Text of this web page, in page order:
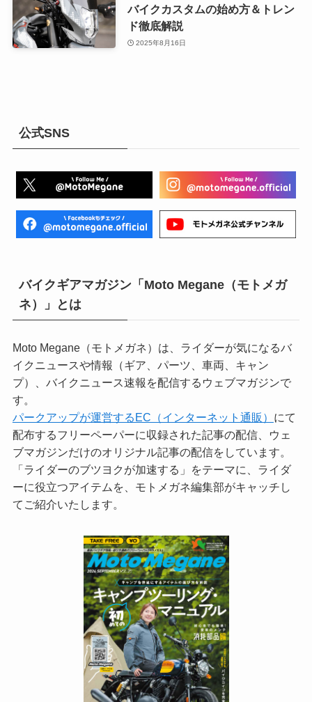
バイクカスタムの始め方＆トレン
ド徹底解説
2025年8月16日
公式SNS
バイクギアマガジン「Moto Megane（モトメガ
ネ）」とは
Moto Megane（モトメガネ）は、ライダーが気になるバ
イクニュースや情報（ギア、パーツ、車両、キャン
プ）、バイクニュース速報を配信するウェブマガジンで
す。
パークアップが運営するEC（インターネット通販） にて
配布するフリーペーパーに収録された記事の配信、ウェ
ブマガジンだけのオリジナル記事の配信をしています。
「ライダーのブツヨクが加速する」をテーマに、ライダ
ーに役立つアイテムを、モトメガネ編集部がキャッチし
てご紹介いたします。